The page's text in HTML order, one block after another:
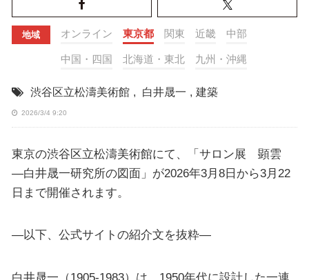
地域 オンライン 東京都 関東 近畿 中部
中国・四国 北海道・東北 九州・沖縄
渋谷区立松濤美術館 , 白井晟一 , 建築
2026/3/4 9:20
東京の渋谷区立松濤美術館にて、「サロン展 顕雲
―白井晟一研究所の図面」が2026年3月8日から3月22
日まで開催されます。
—以下、公式サイトの紹介文を抜粋—
白井晟一（1905-1983）は、1950年代に設計した一連